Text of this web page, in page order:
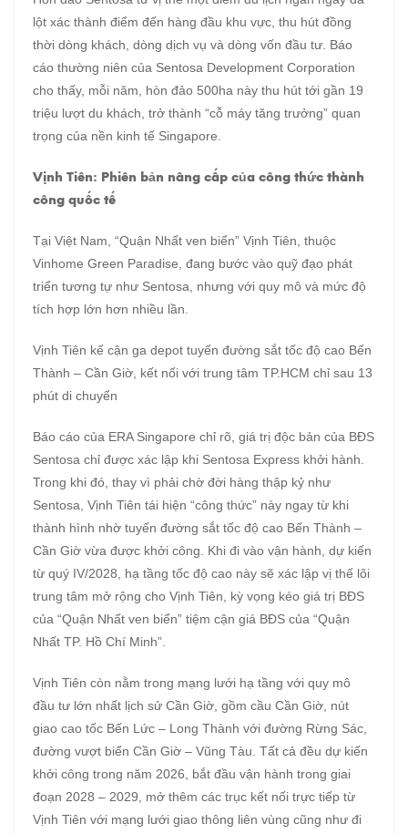
lột xác thành điểm đến hàng đầu khu vực, thu hút đồng
thời dòng khách, dòng dịch vụ và dòng vốn đầu tư. Báo
cáo thường niên của Sentosa Development Corporation
cho thấy, mỗi năm, hòn đảo 500ha này thu hút tới gần 19
triệu lượt du khách, trở thành “cỗ máy tăng trưởng” quan
trọng của nền kinh tế Singapore.
Vịnh Tiên: Phiên bản nâng cấp của công thức thành
công quốc tế
Tại Việt Nam, “Quận Nhất ven biển” Vịnh Tiên, thuộc
Vinhome Green Paradise, đang bước vào quỹ đạo phát
triển tương tự như Sentosa, nhưng với quy mô và mức độ
tích hợp lớn hơn nhiều lần.
Vịnh Tiên kế cận ga depot tuyến đường sắt tốc độ cao Bến
Thành – Cần Giờ, kết nối với trung tâm TP.HCM chỉ sau 13
phút di chuyển
Báo cáo của ERA Singapore chỉ rõ, giá trị độc bản của BĐS
Sentosa chỉ được xác lập khi Sentosa Express khởi hành.
Trong khi đó, thay vì phải chờ đời hàng thập kỷ như
Sentosa, Vịnh Tiên tái hiện “công thức” này ngay từ khi
thành hình nhờ tuyến đường sắt tốc độ cao Bến Thành –
Cần Giờ vừa được khởi công. Khi đi vào vận hành, dự kiến
từ quý IV/2028, hạ tầng tốc độ cao này sẽ xác lập vị thế lõi
trung tâm mở rộng cho Vịnh Tiên, kỳ vọng kéo giá trị BĐS
của “Quận Nhất ven biển” tiệm cận giá BĐS của “Quận
Nhất TP. Hồ Chí Minh”.
Vịnh Tiên còn nằm trong mạng lưới hạ tầng với quy mô
đầu tư lớn nhất lịch sử Cần Giờ, gồm cầu Cần Giờ, nút
giao cao tốc Bến Lức – Long Thành với đường Rừng Sác,
đường vượt biển Cần Giờ – Vũng Tàu. Tất cả đều dự kiến
khởi công trong năm 2026, bắt đầu vận hành trong giai
đoạn 2028 – 2029, mở thêm các trục kết nối trực tiếp từ
Vịnh Tiên với mạng lưới giao thông liên vùng cũng như đi